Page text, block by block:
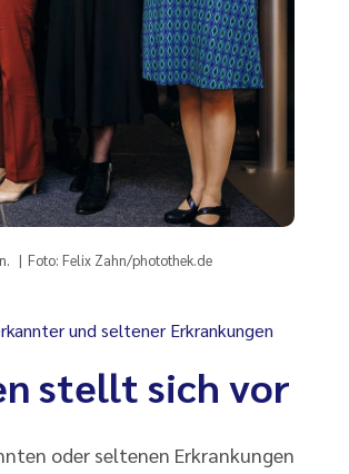
Foto: Felix Zahn/photothek.de
und seltener Erkrankungen
stellt sich vor
oder seltenen Erkrankungen